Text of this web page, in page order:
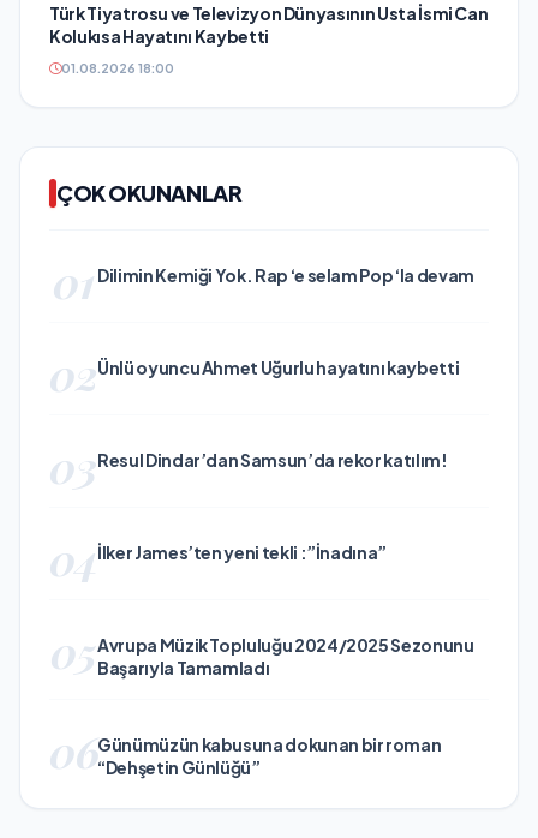
Türk Tiyatrosu ve Televizyon Dünyasının Usta İsmi Can
Kolukısa Hayatını Kaybetti
01.08.2026 18:00
ÇOK OKUNANLAR
01 Dilimin Kemiği Yok. Rap ‘e selam Pop ‘la devam
02Ünlü oyuncu Ahmet Uğurlu hayatını kaybetti
03Resul Dindar’dan Samsun’da rekor katılım!
04İlker James’ten yeni tekli :”İnadına”
05Avrupa Müzik Topluluğu 2024/2025 Sezonunu
Başarıyla Tamamladı
06Günümüzün kabusuna dokunan bir roman
“Dehşetin Günlüğü”